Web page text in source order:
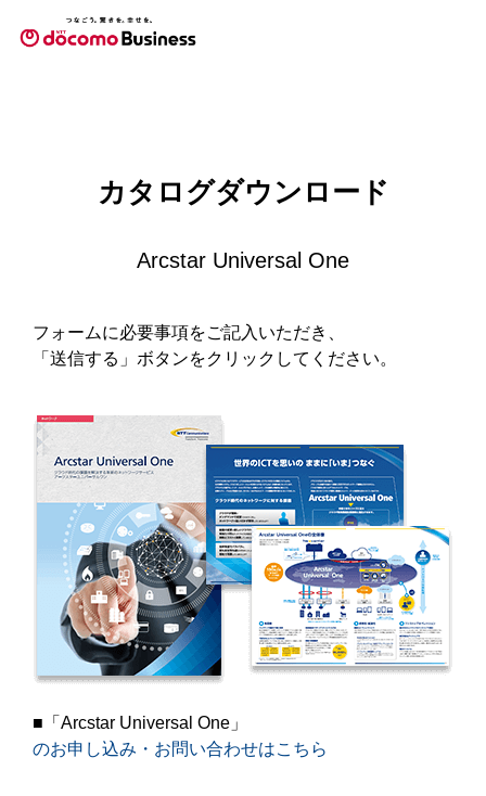
カタログダウンロード
Arcstar Universal One
フォームに必要事項をご記入いただき、
「送信する」ボタンをクリックしてください。
■「Arcstar Universal One」
のお申し込み・お問い合わせはこちら